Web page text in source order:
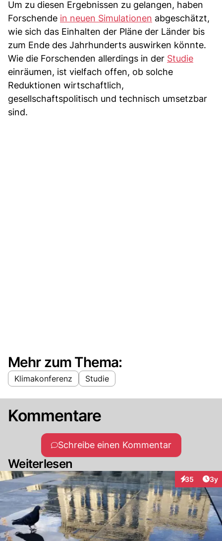
Um zu diesen Ergebnissen zu gelangen, haben
Forschende in neuen Simulationen abgeschätzt,
wie sich das Einhalten der Pläne der Länder bis
zum Ende des Jahrhunderts auswirken könnte.
Wie die Forschenden allerdings in der Studie
einräumen, ist vielfach offen, ob solche
Reduktionen wirtschaftlich,
gesellschaftspolitisch und technisch umsetzbar
sind.
Mehr zum Thema:
Klimakonferenz Studie
Kommentare
Schreibe einen Kommentar
Weiterlesen
35
Interaktionen
3y